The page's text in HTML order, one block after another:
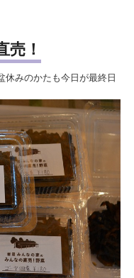
！
休みのかたも今日が最終日